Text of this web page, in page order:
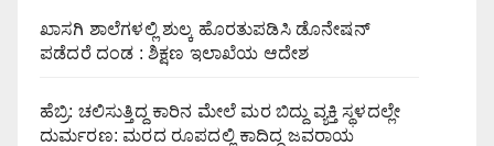
ಖಾಸಗಿ ಶಾಲೆಗಳಲ್ಲಿ ಶುಲ್ಕ ಹೊರತುಪಡಿಸಿ ಡೊನೇಷನ್
ಪಡೆದರೆ ದಂಡ : ಶಿಕ್ಷಣ ಇಲಾಖೆಯ ಆದೇಶ
ಹೆಬ್ರಿ: ಚಲಿಸುತ್ತಿದ್ದ ಕಾರಿನ ಮೇಲೆ ಮರ ಬಿದ್ದು ವ್ಯಕ್ತಿ ಸ್ಥಳದಲ್ಲೇ
ದುರ್ಮರಣ: ಮರದ ರೂಪದಲ್ಲಿ ಕಾದಿದ್ದ ಜವರಾಯ